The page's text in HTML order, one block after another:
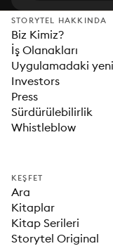
STORYTEL HAKKINDA
Biz Kimiz?
İş Olanakları
Uygulamadaki
Investors
Press
Sürdürülebilirlik
Whistleblow
KEŞFET
Ara
Kitaplar
Kitap Serileri
Storytel Original